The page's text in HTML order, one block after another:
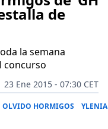
de
la semana
concurso
23 Ene 2015 - 07:30 CET
OLVIDO HORMIGOS